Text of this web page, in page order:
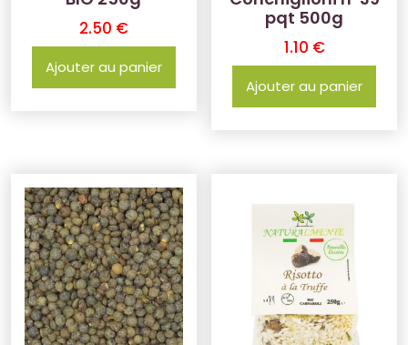
2.50 €
Ajouter au panier
pqt 500g
1.10 €
Ajouter au panier